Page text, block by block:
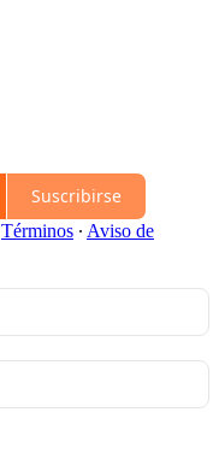
Suscribirse
Términos ∙ Aviso de